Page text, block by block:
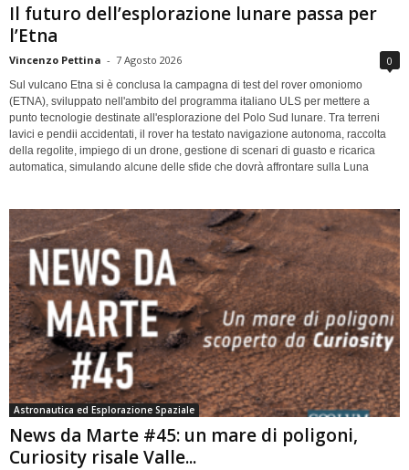
Il futuro dell’esplorazione lunare passa per
l’Etna
Vincenzo Pettina - 7 Agosto 2026 0
Sul vulcano Etna si è conclusa la campagna di test del rover omoniomo
(ETNA), sviluppato nell'ambito del programma italiano ULS per mettere a
punto tecnologie destinate all'esplorazione del Polo Sud lunare. Tra terreni
lavici e pendii accidentati, il rover ha testato navigazione autonoma, raccolta
della regolite, impiego di un drone, gestione di scenari di guasto e ricarica
automatica, simulando alcune delle sfide che dovrà affrontare sulla Luna
Astronautica ed Esplorazione Spaziale
News da Marte #45: un mare di poligoni,
Curiosity risale Valle...